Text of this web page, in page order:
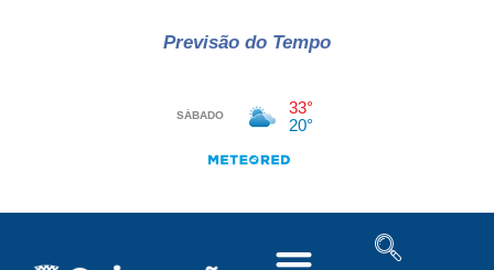
Previsão do Tempo